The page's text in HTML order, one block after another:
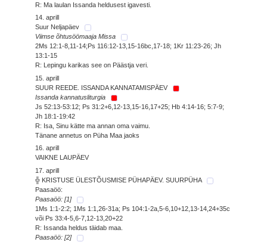
R: Ma laulan Issanda heldusest igavesti.
14. aprill
Suur Neljapäev
Viimse õhtusöömaaja Missa
2Ms 12:1-8,11-14;Ps 116:12-13,15-16bc,17-18; 1Kr 11:23-26; Jh
13:1-15
R: Lepingu karikas see on Päästja veri.
15. aprill
SUUR REEDE. ISSANDA KANNATAMISPÄEV
Issanda kannatusliturgia
Js 52:13-53:12; Ps 31:2+6,12-13,15-16,17+25; Hb 4:14-16; 5:7-9;
Jh 18:1-19:42
R: Isa, Sinu kätte ma annan oma vaimu.
Tänane annetus on Püha Maa jaoks
16. aprill
VAIKNE LAUPÄEV
17. aprill
╬ KRISTUSE ÜLESTÕUSMISE PÜHAPÄEV. SUURPÜHA
Paasaöö:
Paasaöö: [1]
1Ms 1:1-2:2; 1Ms 1:1,26-31a; Ps 104:1-2a,5-6,10+12,13-14,24+35c
või Ps 33:4-5,6-7,12-13,20+22
R: Issanda heldus täidab maa.
Paasaöö: [2]